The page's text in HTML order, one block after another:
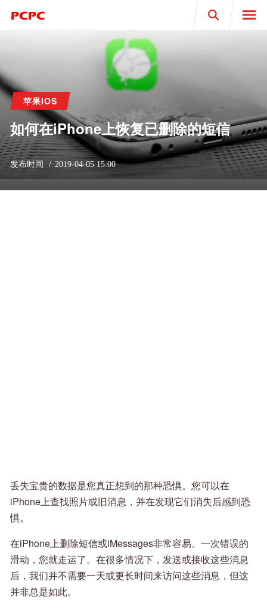
Search
苹果IOS
如何在iPhone上恢复已删除的短信
发布时间 2019-04-05 15:00
丢失宝贵的数据是您真正想到的那种恐惧。您可以在
iPhone上查找照片或旧消息，并在发现它们消失后感到恐
惧。
在iPhone上删除短信或iMessages非常容易。一次错误的
滑动​​，您就走运了。在很多情况下，发送或接收这些消息
后，我们并不需要一天或更长时间来访问这些消息，但这
并非总是如此。